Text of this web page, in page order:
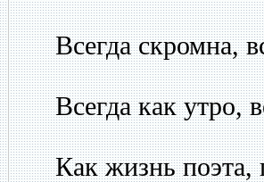
Всегда скромна,
Всегда как утро,
Как жизнь поэта,